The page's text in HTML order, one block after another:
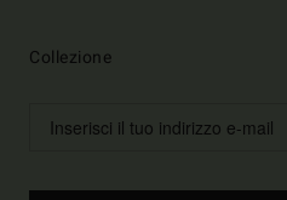
Collezione